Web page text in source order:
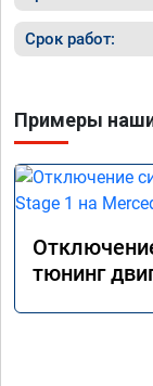
Срок работ:
Примеры
тюнинг